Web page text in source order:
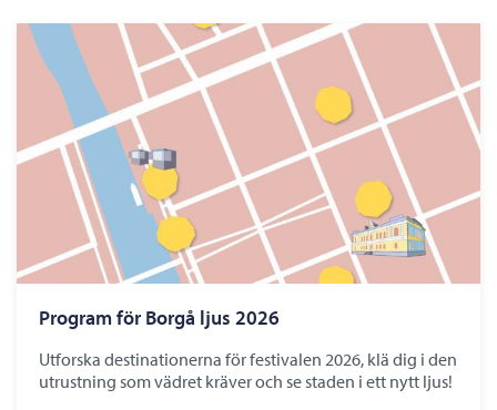
Program för Borgå ljus 2026
Utforska destinationerna för festivalen 2026, klä dig i den
utrustning som vädret kräver och se staden i ett nytt ljus!